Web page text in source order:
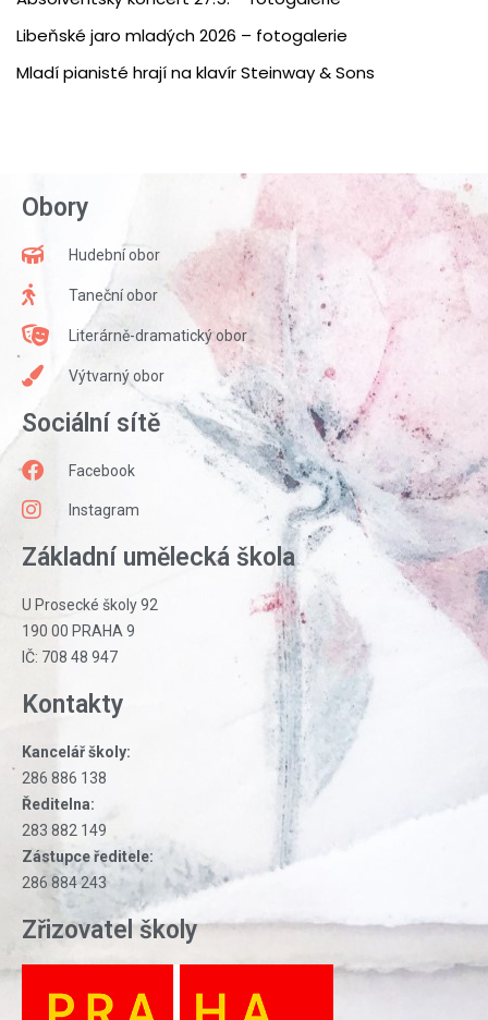
Libeňské jaro mladých 2026 – fotogalerie
Mladí pianisté hrají na klavír Steinway & Sons
Obory
Hudební obor
Taneční obor
Literárně-dramatický obor
Výtvarný obor
Sociální sítě
Facebook
Instagram
Základní umělecká škola
U Prosecké školy 92
190 00 PRAHA 9
IČ: 708 48 947
Kontakty
Kancelář školy:
286 886 138
Ředitelna:
283 882 149
Zástupce ředitele:
286 884 243
Zřizovatel školy